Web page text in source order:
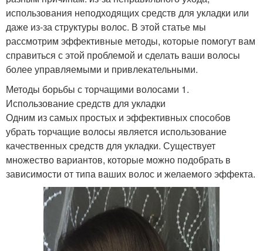
использования неподходящих средств для укладки или
даже из-за структуры волос. В этой статье мы
рассмотрим эффективные методы, которые помогут вам
справиться с этой проблемой и сделать ваши волосы
более управляемыми и привлекательными.
Методы борьбы с торчащими волосами 1.
Использование средств для укладки
Одним из самых простых и эффективных способов
убрать торчащие волосы является использование
качественных средств для укладки. Существует
множество вариантов, которые можно подобрать в
зависимости от типа ваших волос и желаемого эффекта.